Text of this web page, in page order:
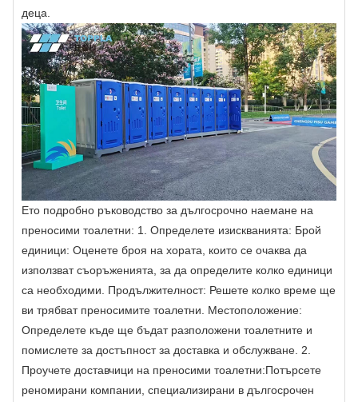
деца.
Ето подробно ръководство за дългосрочно наемане на
преносими тоалетни: 1. Определете изискванията: Брой
единици: Оценете броя на хората, които се очаква да
използват съоръженията, за да определите колко единици
са необходими. Продължителност: Решете колко време ще
ви трябват преносимите тоалетни. Местоположение:
Определете къде ще бъдат разположени тоалетните и
помислете за достъпност за доставка и обслужване. 2.
Проучете доставчици на преносими тоалетни:Потърсете
реномирани компании, специализирани в дългосрочен